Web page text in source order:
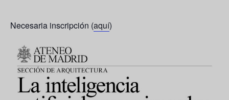
Necesaria inscripción (aquí)